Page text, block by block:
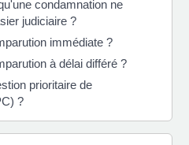
condamnation ne
judiciaire ?
immédiate ?
à délai différé ?
prioritaire de
?